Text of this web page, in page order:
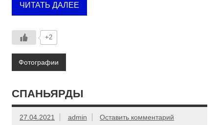
ЧИТАТЬ ДАЛЕЕ
+2
Фотографии
СПАНЬЯРДЫ
27.04.2021 admin Оставить комментарий